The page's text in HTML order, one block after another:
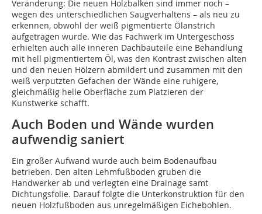
Veränderung: Die neuen Holzbalken sind immer noch –
wegen des unterschiedlichen Saugverhaltens – als neu zu
erkennen, obwohl der weiß pigmentierte Ölanstrich
aufgetragen wurde. Wie das Fachwerk im Untergeschoss
erhielten auch alle inneren Dachbauteile eine Behandlung
mit hell pigmentiertem Öl, was den Kontrast zwischen alten
und den neuen Hölzern abmildert und zusammen mit den
weiß verputzten Gefachen der Wände eine ruhigere,
gleichmäßig helle Oberfläche zum Platzieren der
Kunstwerke schafft.
Auch Boden und Wände wurden
aufwendig saniert
Ein großer Aufwand wurde auch beim Bodenaufbau
betrieben. Den alten Lehmfußboden gruben die
Handwerker ab und verlegten eine Drainage samt
Dichtungsfolie. Darauf folgte die Unterkonstruktion für den
neuen Holzfußboden aus unregelmäßigen Eichebohlen.